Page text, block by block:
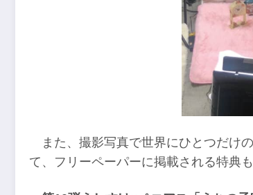
また、撮影写真で世界にひとつだけ
て、フリーペーパーに掲載される特典も